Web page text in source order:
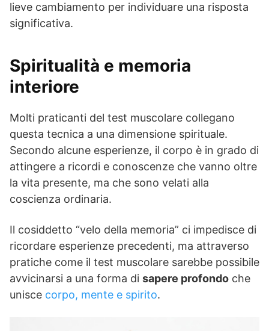
lieve cambiamento per individuare una risposta
significativa.
Spiritualità e memoria
interiore
Molti praticanti del test muscolare collegano
questa tecnica a una dimensione spirituale.
Secondo alcune esperienze, il corpo è in grado di
attingere a ricordi e conoscenze che vanno oltre
la vita presente, ma che sono velati alla
coscienza ordinaria.
Il cosiddetto “velo della memoria” ci impedisce di
ricordare esperienze precedenti, ma attraverso
pratiche come il test muscolare sarebbe possibile
avvicinarsi a una forma di sapere profondo che
unisce corpo, mente e spirito.